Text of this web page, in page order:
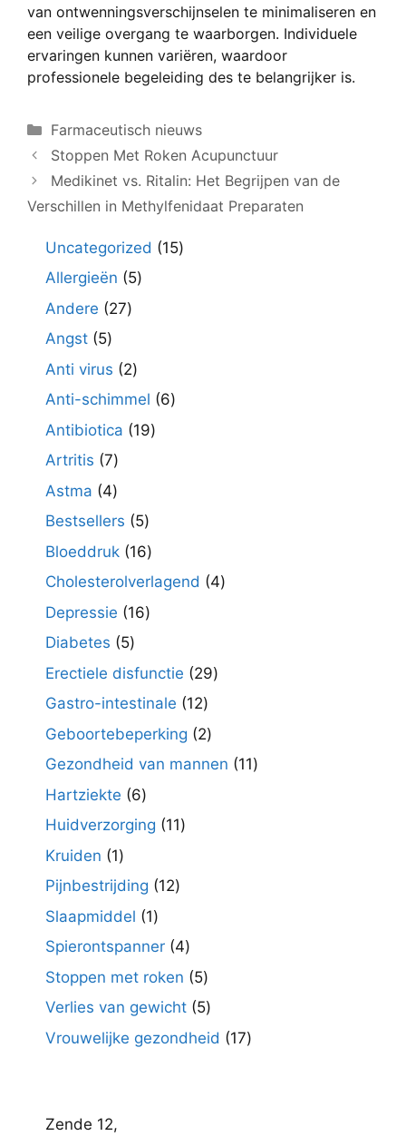
van ontwenningsverschijnselen te minimaliseren en
een veilige overgang te waarborgen. Individuele
ervaringen kunnen variëren, waardoor
professionele begeleiding des te belangrijker is.
Categorieën
Farmaceutisch nieuws
Stoppen Met Roken Acupunctuur
Medikinet vs. Ritalin: Het Begrijpen van de
Verschillen in Methylfenidaat Preparaten
Uncategorized 1515
Allergieën 55
Andere 2727
Angst 55
producten
Anti virus 22
producten
Anti-schimmel 66
Antibiotica 1919
Artritis 77
producten
Astma 44
producten
Bestsellers 55
producten
Bloeddruk 1616
producten
Cholesterolverlagend 44
Depressie 1616
Diabetes 55
producten
Erectiele disfunctie 2929
Gastro-intestinale 1212
producten
Geboortebeperking 22
producten
Gezondheid van mannen 1111
Hartziekte 66
producten
Huidverzorging 1111
Kruiden 11
product
Pijnbestrijding 1212
Slaapmiddel 11
product
Spierontspanner 44
producten
Stoppen met roken 55
producten
Verlies van gewicht 55
producten
Vrouwelijke gezondheid 1717
Zende 12,